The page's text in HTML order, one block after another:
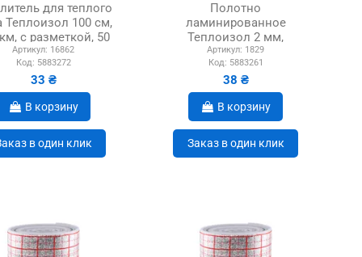
для теплого
Теплоизол 100 см,
с разметкой, 50
метров
Артикул: 16862
Код: 5883272
33 ₴
В корзину
в один клик
Полотно
ламинированное
Теплоизол 2 мм,
одностороннее
Артикул: 1829
Код: 5883261
38 ₴
В корзину
Заказ в один клик